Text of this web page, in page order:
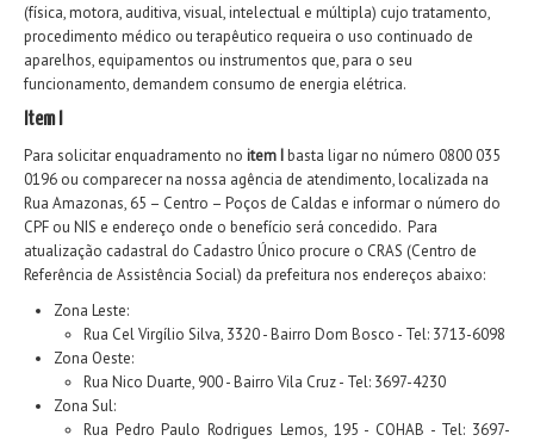
(física, motora, auditiva, visual, intelectual e múltipla) cujo tratamento,
procedimento médico ou terapêutico requeira o uso continuado de
aparelhos, equipamentos ou instrumentos que, para o seu
funcionamento, demandem consumo de energia elétrica.
Item I
Para solicitar enquadramento no item Ibasta ligar no número 0800 035
0196 ou comparecer na nossa agência de atendimento, localizada na
Rua Amazonas, 65 – Centro – Poços de Caldas e informar o número do
CPF ou NIS e endereço onde o benefício será concedido. Para
atualização cadastral do Cadastro Único procure o CRAS (Centro de
Referência de Assistência Social) da prefeitura nos endereços abaixo:
Zona Leste:
Rua Cel Virgílio Silva, 3320 - Bairro Dom Bosco - Tel: 3713-6098
Zona Oeste:
Rua Nico Duarte, 900 - Bairro Vila Cruz - Tel: 3697-4230
Zona Sul:
Rua Pedro Paulo Rodrigues Lemos, 195 - COHAB - Tel: 3697-